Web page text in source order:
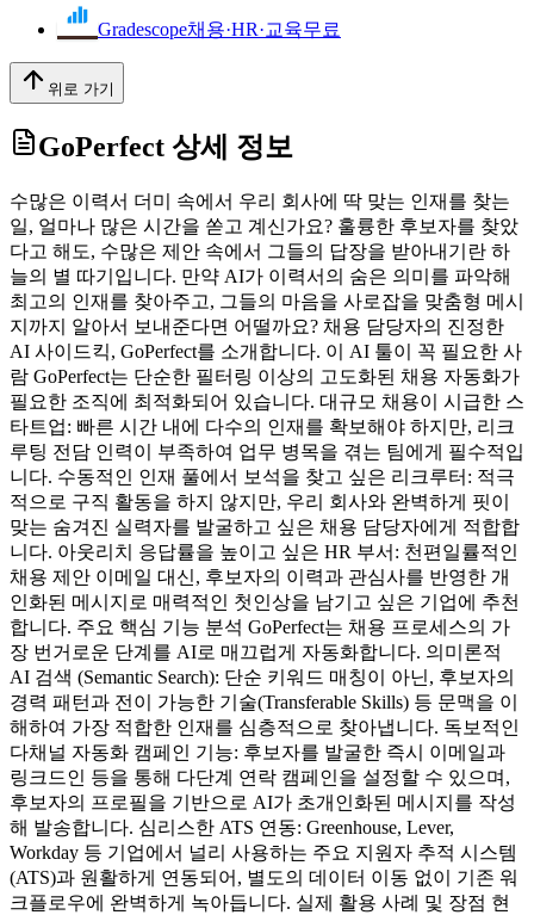
Gradescope채용·HR·교육무료
위로 가기
GoPerfect 상세 정보
수많은 이력서 더미 속에서 우리 회사에 딱 맞는 인재를 찾는
일, 얼마나 많은 시간을 쏟고 계신가요? 훌륭한 후보자를 찾았
다고 해도, 수많은 제안 속에서 그들의 답장을 받아내기란 하
늘의 별 따기입니다. 만약 AI가 이력서의 숨은 의미를 파악해
최고의 인재를 찾아주고, 그들의 마음을 사로잡을 맞춤형 메시
지까지 알아서 보내준다면 어떨까요? 채용 담당자의 진정한
AI 사이드킥, GoPerfect를 소개합니다. 이 AI 툴이 꼭 필요한 사
람 GoPerfect는 단순한 필터링 이상의 고도화된 채용 자동화가
필요한 조직에 최적화되어 있습니다. 대규모 채용이 시급한 스
타트업: 빠른 시간 내에 다수의 인재를 확보해야 하지만, 리크
루팅 전담 인력이 부족하여 업무 병목을 겪는 팀에게 필수적입
니다. 수동적인 인재 풀에서 보석을 찾고 싶은 리크루터: 적극
적으로 구직 활동을 하지 않지만, 우리 회사와 완벽하게 핏이
맞는 숨겨진 실력자를 발굴하고 싶은 채용 담당자에게 적합합
니다. 아웃리치 응답률을 높이고 싶은 HR 부서: 천편일률적인
채용 제안 이메일 대신, 후보자의 이력과 관심사를 반영한 개
인화된 메시지로 매력적인 첫인상을 남기고 싶은 기업에 추천
합니다. 주요 핵심 기능 분석 GoPerfect는 채용 프로세스의 가
장 번거로운 단계를 AI로 매끄럽게 자동화합니다. 의미론적
AI 검색 (Semantic Search): 단순 키워드 매칭이 아닌, 후보자의
경력 패턴과 전이 가능한 기술(Transferable Skills) 등 문맥을 이
해하여 가장 적합한 인재를 심층적으로 찾아냅니다. 독보적인
다채널 자동화 캠페인 기능: 후보자를 발굴한 즉시 이메일과
링크드인 등을 통해 다단계 연락 캠페인을 설정할 수 있으며,
후보자의 프로필을 기반으로 AI가 초개인화된 메시지를 작성
해 발송합니다. 심리스한 ATS 연동: Greenhouse, Lever,
Workday 등 기업에서 널리 사용하는 주요 지원자 추적 시스템
(ATS)과 원활하게 연동되어, 별도의 데이터 이동 없이 기존 워
크플로우에 완벽하게 녹아듭니다. 실제 활용 사례 및 장점 현